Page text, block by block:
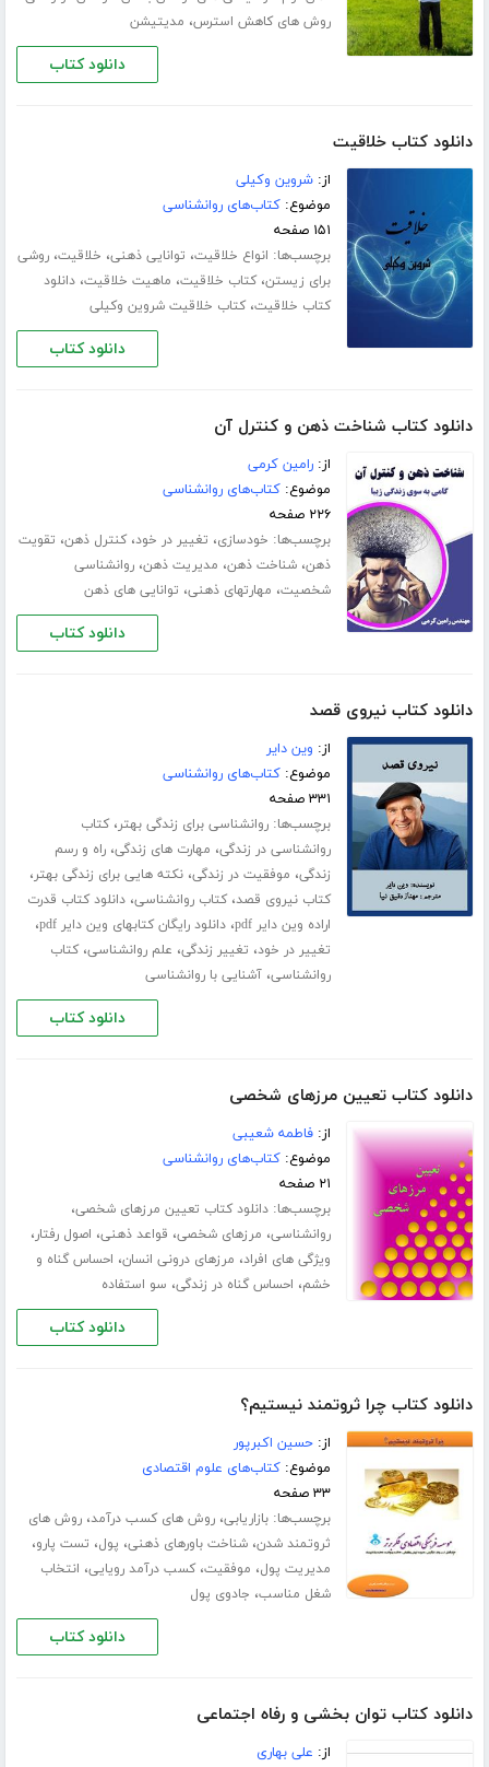
روش های کاهش استرس، مدیتیشن
دانلود کتاب
دانلود کتاب خلاقیت
از:شروین وکیلی
موضوع:کتاب‌های روانشناسی
۱۵۱ صفحه
برچسب‌ها: انواع خلاقیت، توانایی ذهنی، خلاقیت،روشی
برای زیستن،کتاب خلاقیت، ماهیت خلاقیت،دانلود
کتاب خلاقیت،کتاب خلاقیت شروین وکیلی
دانلود کتاب
دانلود کتاب شناخت ذهن و کنترل آن
از:رامین کرمی
موضوع:کتاب‌های روانشناسی
۲۲۶ صفحه
برچسب‌ها: خودسازی، تغییر در خود،کنترل ذهن، تقویت
ذهن،شناخت ذهن، مدیریت ذهن،روانشناسی
شخصیت، مهارت­های ذهنی، توانایی های ذهن
دانلود کتاب
دانلود کتاب نیروی قصد
از: وین دایر
موضوع:کتاب‌های روانشناسی
۳۳۱ صفحه
برچسب‌ها:روانشناسی برای زندگی بهتر،کتاب
روانشناسی در زندگی، مهارت های زندگی،راه و رسم
زندگی، موفقیت در زندگی،نکته هایی برای زندگی بهتر،
کتاب نیروی قصد،کتاب روانشناسی،دانلود کتاب قدرت
اراده وین دایر pdf
،دانلود رایگان کتابهای وین دایر pdf ،
تغییر در خود، تغییر زندگی، علم روانشناسی،کتاب
روانشناسی،آشنایی با روانشناسی
دانلود کتاب
دانلود کتاب تعیین مرزهای شخصی
از:فاطمه شعیبی
موضوع:کتاب‌های روانشناسی
۲۱ صفحه
برچسب‌ها:دانلود کتاب تعیین مرزهای شخصی،
روانشناسی، مرزهای شخصی، قواعد ذهنی، اصول رفتار،
ویژگی‌ های افراد، مرزهای درونی انسان، احساس گناه و
خشم، احساس گناه در زندگی، سو استفاده
دانلود کتاب
دانلود کتاب چرا ثروتمند نیستیم؟
از:حسین اکبرپور
موضوع:کتاب‌های علوم اقتصادی
۳۳ صفحه
برچسب‌ها:بازاریابی،روش های کسب درآمد،روش های
ثروتمند شدن،شناخت باورهای ذهنی، پول، تست پارو،
مدیریت پول، موفقیت،کسب درآمد رویایی، انتخاب
شغل مناسب، جادوی پول
دانلود کتاب
دانلود کتاب توان بخشی و رفاه اجتماعی
از: علی بهاری